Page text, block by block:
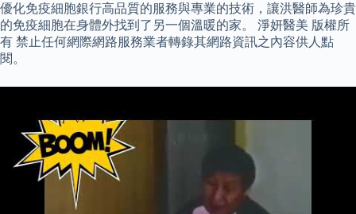
優化免疫細胞銀行高品質的服務與專業的技術，讓洪醫師為珍貴
的免疫細胞在身體外找到了另一個溫暖的家。 淨妍醫美 版權所
有 禁止任何網際網路服務業者轉錄其網路資訊之內容供人點
閱。